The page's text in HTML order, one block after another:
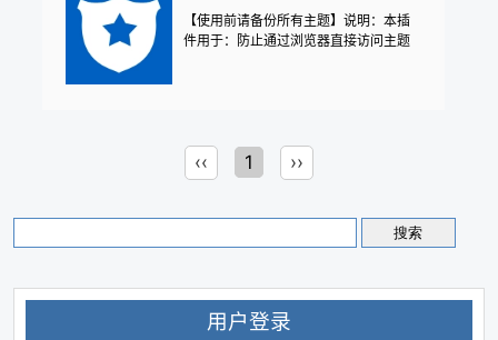
【使用前请备份所有主题】说明：本插
件用于：防止通过浏览器直接访问主题
‹‹ 1 ››
用户登录